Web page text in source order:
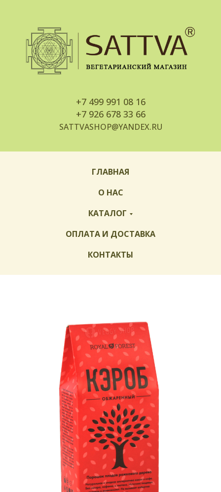
+7 499 991 08 16
+7 926 678 33 66
SATTVASHOP@YANDEX.RU
ГЛАВНАЯ
О НАС
КАТАЛОГ
ОПЛАТА И ДОСТАВКА
КОНТАКТЫ